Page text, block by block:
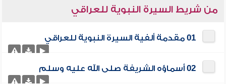
من شريط السيرة النبوية للعراقي
01 مقدمة ألفية السيرة النبوية للعراقي
02 أسماؤه الشريفة صلى الله عليه وسلم